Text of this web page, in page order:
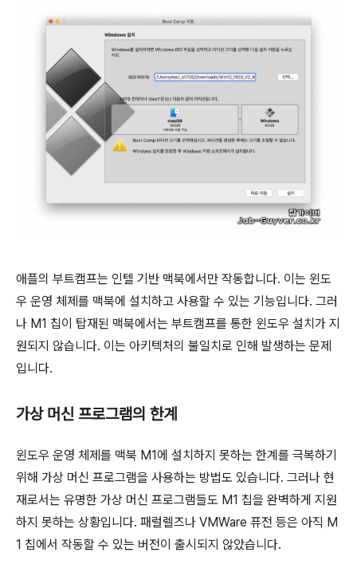
애플의 부트캠프는 인텔 기반 맥북에서만 작동합니다. 이는 윈도
우 운영 체제를 맥북에 설치하고 사용할 수 있는 기능입니다. 그러
나 M1 칩이 탑재된 맥북에서는 부트캠프를 통한 윈도우 설치가 지
원되지 않습니다. 이는 아키텍처의 불일치로 인해 발생하는 문제
입니다.
가상 머신 프로그램의 한계
윈도우 운영 체제를 맥북 M1에 설치하지 못하는 한계를 극복하기
위해 가상 머신 프로그램을 사용하는 방법도 있습니다. 그러나 현
재로서는 유명한 가상 머신 프로그램들도 M1 칩을 완벽하게 지원
하지 못하는 상황입니다. 패럴렐즈나 VMWare 퓨전 등은 아직 M
1 칩에서 작동할 수 있는 버전이 출시되지 않았습니다.